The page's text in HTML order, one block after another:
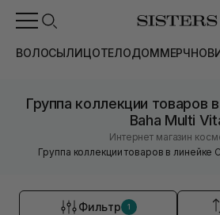
ВОЛОСЫЛИЦОТЕЛОДОММЕРЧ
Группа коллекции товаров
Baha Multi
Интернет магазин
Группа коллекции товаров в линейке
Фильтр 1